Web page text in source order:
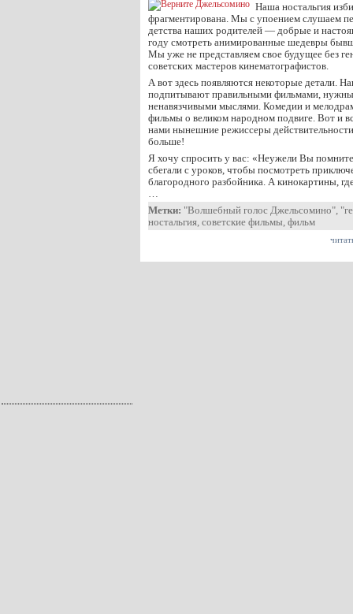
Наша ностальгия
фрагментирована. Мы с упоением слушаем
детства наших родителей — добрые и
году смотреть анимированные шедевры
Мы уже не представляем свое будущее без
советских мастеров кинематографистов.
А вот здесь появляются некоторые детали.
подпитывают правильными фильмами,
ненавязчивыми мыслями. Комедии и
фильмы о великом народном подвиге. Вот и
нами нынешние режиссеры
больше!
Я хочу спросить у вас: «Неужели Вы
сбегали с уроков, чтобы посмотреть
благородного разбойника. А кинокартины,
…
Метки: "Волшебный голос Джельсомино",
ностальгия, советские фильмы, фильм